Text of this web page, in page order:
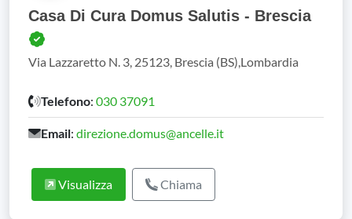
Casa Di Cura Domus Salutis - Brescia
Via Lazzaretto N. 3, 25123, Brescia (BS),Lombardia
Telefono: 030 37091
Email: direzione.domus@ancelle.it
Visualizza Chiama